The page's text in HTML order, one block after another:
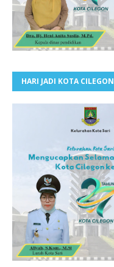
HARI JADI KOTA CILEGON